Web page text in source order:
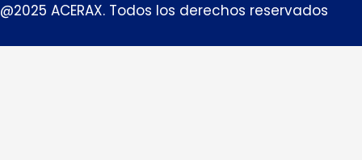
@2025 ACERAX. Todos los derechos reservados